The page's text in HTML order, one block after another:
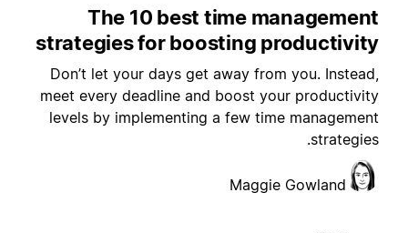
The 10 best time
strategies for boosting
Don’t let your days get away from you.
meet every deadline and boost your
levels by implementing a few time
Maggie Gowland